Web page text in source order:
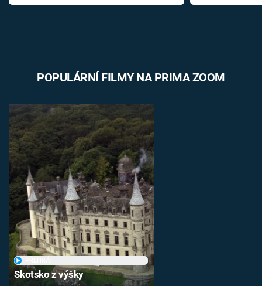
POPULÁRNÍ FILMY NA PRIMA ZOOM
Skotsko z výšky